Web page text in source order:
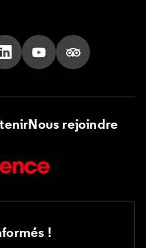
Tik Tok
nous sur X
Suivez nous sur LinkedIn
Suivez nous sur
Suivez nous
Nous rejoindre
!